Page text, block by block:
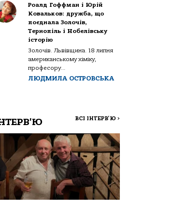
Роалд Гоффман і Юрій
Ковальков: дружба, що
поєднала Золочів,
Тернопіль і Нобелівську
історію
Золочів. Львівщина. 18 липня
американському хіміку,
професору...
ЛЮДМИЛА ОСТРОВСЬКА
ВСІ ІНТЕРВ'Ю >